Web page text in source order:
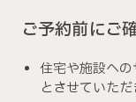
ご予約前にご
住宅や施設へ
とさせていた